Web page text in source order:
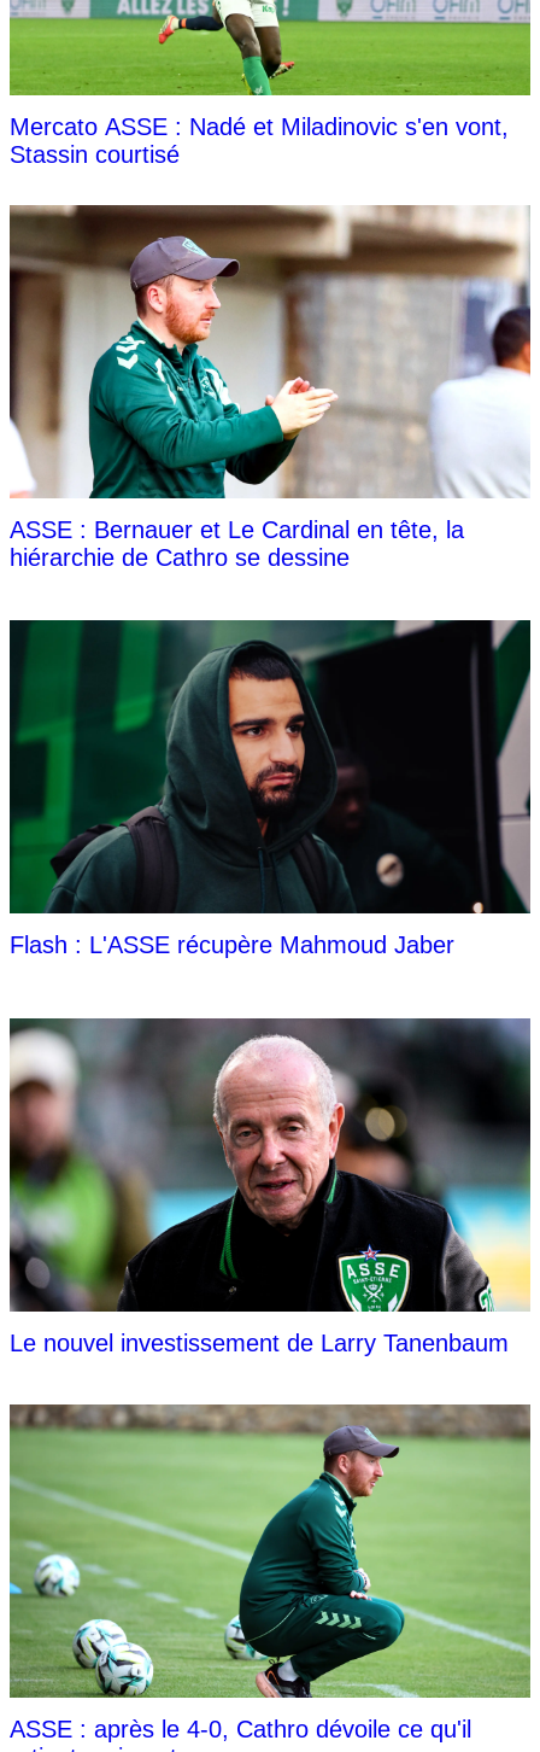
Mercato ASSE : Nadé et Miladinovic s'en vont,
Stassin courtisé
ASSE : Bernauer et Le Cardinal en tête, la
hiérarchie de Cathro se dessine
Flash : L'ASSE récupère Mahmoud Jaber
Le nouvel investissement de Larry Tanenbaum
ASSE : après le 4-0, Cathro dévoile ce qu'il